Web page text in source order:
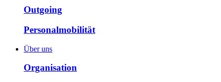
Outgoing
Personalmobilität
Über uns
Organisation